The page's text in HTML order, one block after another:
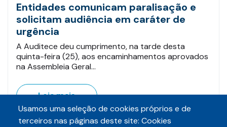
Entidades comunicam paralisação e
solicitam audiência em caráter de
urgência
A Auditece deu cumprimento, na tarde desta
quinta-feira (25), aos encaminhamentos aprovados
na Assembleia Geral…
Leia mais
Usamos uma seleção de cookies próprios e de
terceiros nas páginas deste site: Cookies